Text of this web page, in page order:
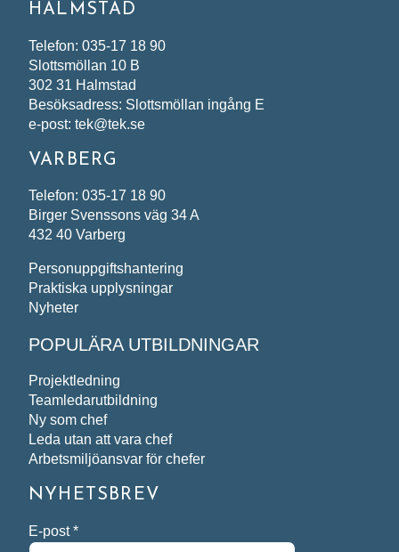
HALMSTAD
Telefon: 035-17 18 90
Slottsmöllan 10 B
302 31 Halmstad
Besöksadress: Slottsmöllan ingång E
e-post: tek@tek.se
VARBERG
Telefon: 035-17 18 90
Birger Svenssons väg 34 A
432 40 Varberg
Personuppgiftshantering
Praktiska upplysningar
Nyheter
POPULÄRA UTBILDNINGAR
Projektledning
Teamledarutbildning
Ny som chef
Leda utan att vara chef
Arbetsmiljöansvar för chefer
NYHETSBREV
E-post*